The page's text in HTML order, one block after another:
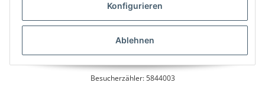
* Alle Preise inkl. gesetzlicher USt., zzgl.
Besucherzähler: 5844003
Konfigurieren
Ablehnen